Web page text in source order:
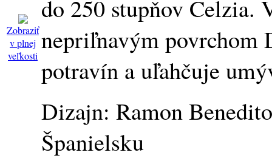
Zobraziť
v plnej
veľkosti
do 250 stupňov Celzia.
nepriľnavým
potravín a uľahčuje
Dizajn: Ramon
Španielsku